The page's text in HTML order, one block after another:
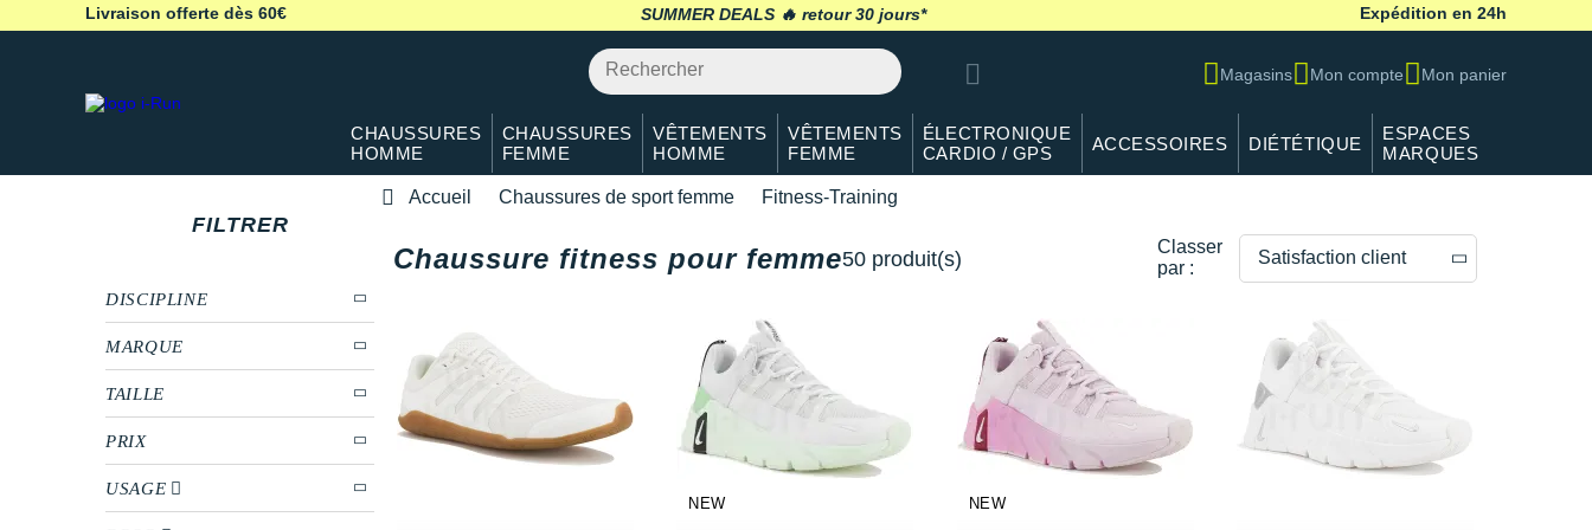
Livraison offerte dès 60€ SUMMER DEALS 🔥 retour 30 jours* Expédition en 24h
Magasins Mon compte Mon panier
CHAUSSURES
HOMME
CHAUSSURES
FEMME
VÊTEMENTS
HOMME
VÊTEMENTS
FEMME
ÉLECTRONIQUE
CARDIO / GPS
ACCESSOIRES DIÉTÉTIQUE
ESPACES
MARQUES
Accueil Chaussures de sport femme Fitness-Training
FILTRER
DISCIPLINE
MARQUE
TAILLE
PRIX
USAGE
Chaussure fitness pour femme50 produit(s)
Classer
par :
Satisfaction client
Prix croissants
Satisfaction client
--------------
NEW NEW